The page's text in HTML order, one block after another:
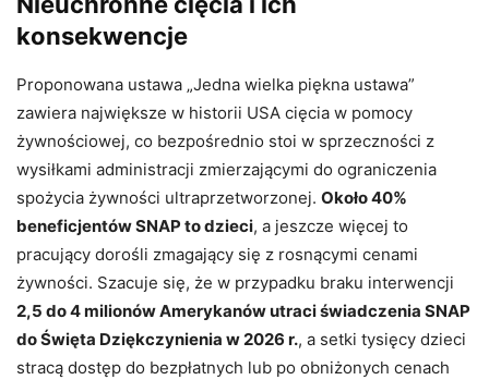
konsekwencje
Proponowana ustawa „Jedna wielka piękna ustawa”
zawiera największe w historii USA cięcia w pomocy
żywnościowej, co bezpośrednio stoi w sprzeczności z
wysiłkami administracji zmierzającymi do ograniczenia
spożycia żywności ultraprzetworzonej. Około 40%
beneficjentów SNAP to dzieci, a jeszcze więcej to
pracujący dorośli zmagający się z rosnącymi cenami
żywności. Szacuje się, że w przypadku braku interwencji
2,5 do 4 milionów Amerykanów utraci świadczenia SNAP
do Święta Dziękczynienia w 2026 r., a setki tysięcy dzieci
stracą dostęp do bezpłatnych lub po obniżonych cenach